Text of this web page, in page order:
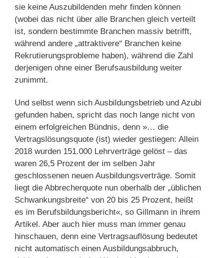
sie keine Auszubildenden mehr finden können
(wobei das nicht über alle Branchen gleich verteilt
ist, sondern bestimmte Branchen massiv betrifft,
während andere „attraktivere“ Branchen keine
Rekrutierungsprobleme haben), während die Zahl
derjenigen ohne einer Berufsausbildung weiter
zunimmt.
Und selbst wenn sich Ausbildungsbetrieb und Azubi
gefunden haben, spricht das noch lange nicht von
einem erfolgreichen Bündnis, denn »… die
Vertragslösungsquote (ist) wieder gestiegen: Allein
2018 wurden 151.000 Lehrverträge gelöst – das
waren 26,5 Prozent der im selben Jahr
geschlossenen neuen Ausbildungsverträge. Somit
liegt die Abbrecherquote nun oberhalb der „üblichen
Schwankungsbreite“ von 20 bis 25 Prozent, heißt
es im Berufsbildungsbericht«, so Gillmann in ihrem
Artikel. Aber auch hier muss man immer genau
hinschauen, denn eine Vertragsauflösung bedeutet
nicht automatisch einen Ausbildungsabbruch,